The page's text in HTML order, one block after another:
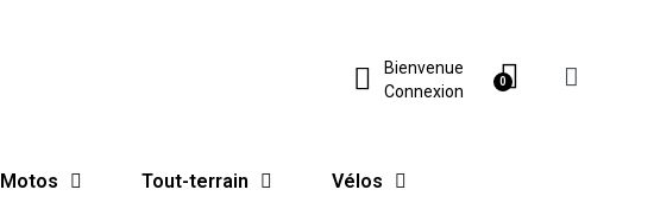
Bienvenue
Connexion
Motos Tout-terrain Vélos